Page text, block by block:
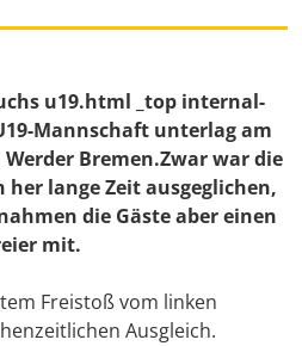
u19.html _top internal-
Mannschaft unterlag am
Werder Bremen.Zwar war die
lange Zeit ausgeglichen,
die Gäste aber einen
mit.
Freistoß vom linken
Ausgleich.